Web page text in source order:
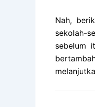
Nah,
sekolah-
sebelum